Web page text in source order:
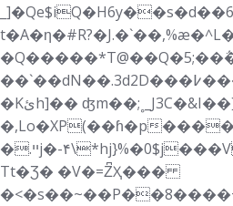
��`��dN��.3d2D���߇����<( ��Q�V�X�/
�Kئh]�� ʤm��;˳_J3C�&I��}u� ��|
�,Lo�XP(��ɦ�p
�.ײj�-۴\*hj}%�0$j���VC�����{FV��]�LL@�'����U�p��?
Tt�Ʒ� �V�=Z͆Ҳ���
�<�s��~��P��ڎ8�+����8��-